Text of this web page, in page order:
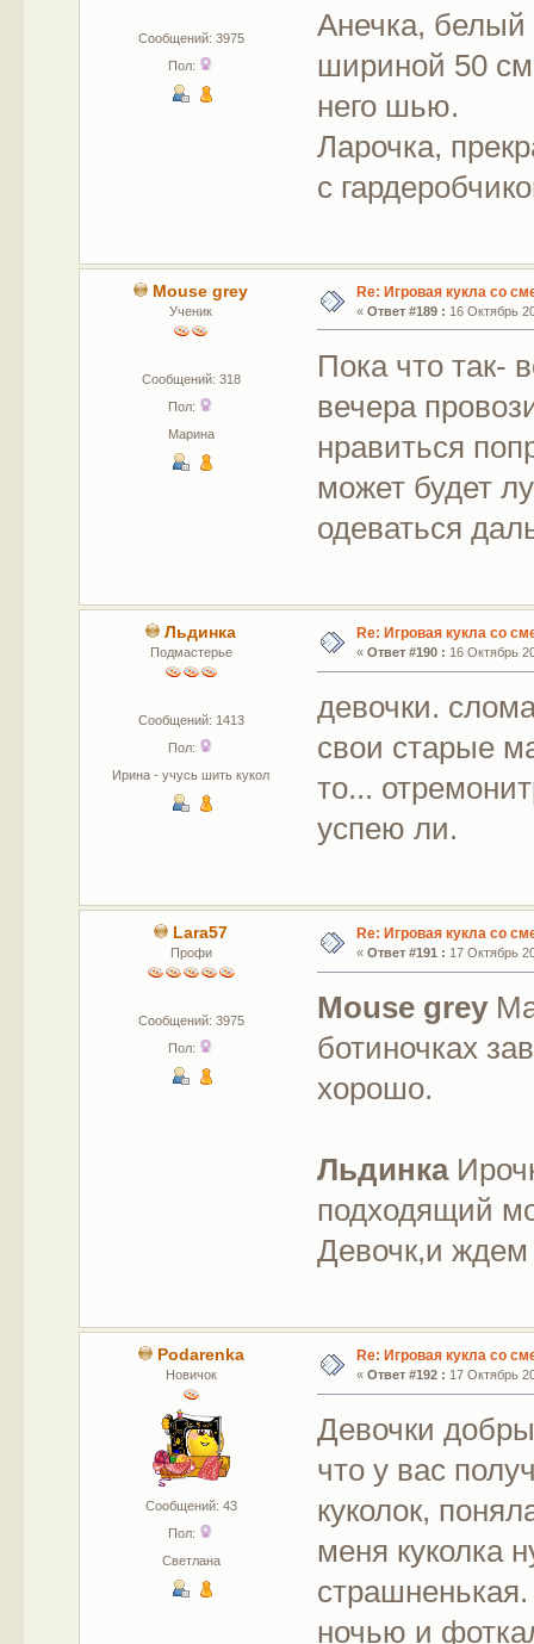
Сообщений: 3975
Пол:
Анечка, белый
шириной 50
него шью.
Ларочка,
с
Mouse grey
Ученик
Сообщений: 318
Пол:
Марина
Re: Игровая кукла со
« Ответ #189 : 16 Октябрь
Пока что так-
вечера
нравиться
может будет
одеваться
Льдинка
Подмастерье
Сообщений: 1413
Пол:
Ирина - учусь шить кукол
Re: Игровая кукла со
« Ответ #190 : 16 Октябрь
девочки.
свои старые
то...
успею ли.
Lara57
Профи
Сообщений: 3975
Пол:
Re: Игровая кукла со
« Ответ #191 : 17 Октябрь
Mouse grey
ботиночках
хорошо.
Льдинка
подходящий
Девочк,и
Podarenka
Новичок
Сообщений: 43
Пол:
Светлана
Re: Игровая кукла со
« Ответ #192 : 17 Октябрь
Девочки
что у вас
куколок,
меня куколка
ночью и